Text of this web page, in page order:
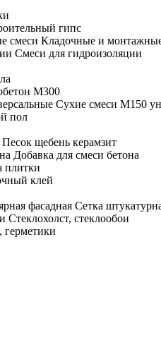
гипс
Кладочные и
Смеси для гидроизоляции
М300
Сухие смеси М150
пол
Песок щебень керамзит
Добавка для смеси бетона
плитки
клей
Сетка
Стеклохолст, стеклообои